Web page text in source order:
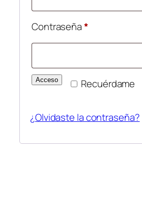
Contraseña*Obligatorio
Recuérdame
Acceso
¿Olvidaste la contraseña?